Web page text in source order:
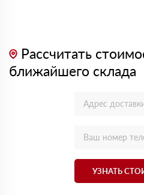
Рассчитать
ближайшего склада
УЗНАТЬ